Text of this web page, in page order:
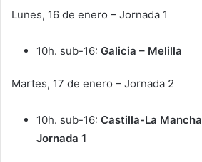
Lunes, 16 de enero – Jornada 1
10h. sub-16: Galicia – Melilla
Martes, 17 de enero – Jornada 2
10h. sub-16: Castilla-La Mancha
Jornada 1